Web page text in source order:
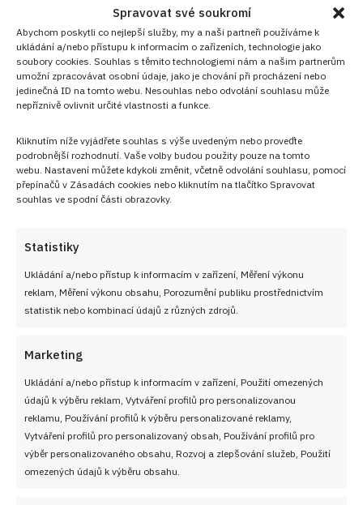
Spravovat své soukromí
Abychom poskytli co nejlepší služby, my a naši partneři používáme k
ukládání a/nebo přístupu k informacím o zařízeních, technologie jako
soubory cookies. Souhlas s těmito technologiemi nám a našim partnerům
umožní zpracovávat osobní údaje, jako je chování při procházení nebo
jedinečná ID na tomto webu. Nesouhlas nebo odvolání souhlasu může
nepříznivě ovlivnit určité vlastnosti a funkce.
Kliknutím níže vyjádřete souhlas s výše uvedeným nebo proveďte
podrobnější rozhodnutí. Vaše volby budou použity pouze na tomto
webu. Nastavení můžete kdykoli změnit, včetně odvolání souhlasu, pomocí
přepínačů v Zásadách cookies nebo kliknutím na tlačítko Spravovat
souhlas ve spodní části obrazovky.
Statistiky
Ukládání a/nebo přístup k informacím v zařízení, Měření výkonu
reklam, Měření výkonu obsahu, Porozumění publiku prostřednictvím
statistik nebo kombinací údajů z různých zdrojů.
Marketing
Ukládání a/nebo přístup k informacím v zařízení, Použití omezených
údajů k výběru reklam, Vytváření profilů pro personalizovanou
reklamu, Používání profilů k výběru personalizované reklamy,
Vytváření profilů pro personalizovaný obsah, Používání profilů pro
výběr personalizovaného obsahu, Rozvoj a zlepšování služeb, Použití
omezených údajů k výběru obsahu.
BÍLÝ JOGURT BRAMBOROVÉ PLACKY BRAMBORY HLADKÁ MOUKA
JARNÍ CIBULKA MAJONÉZA MLÉKO MRKEV OLIVOVÝ OLEJ
PAPRIKA PETRŽEL PLACKY Z BRAMBOR PRÁŠEK DO PEČIVA